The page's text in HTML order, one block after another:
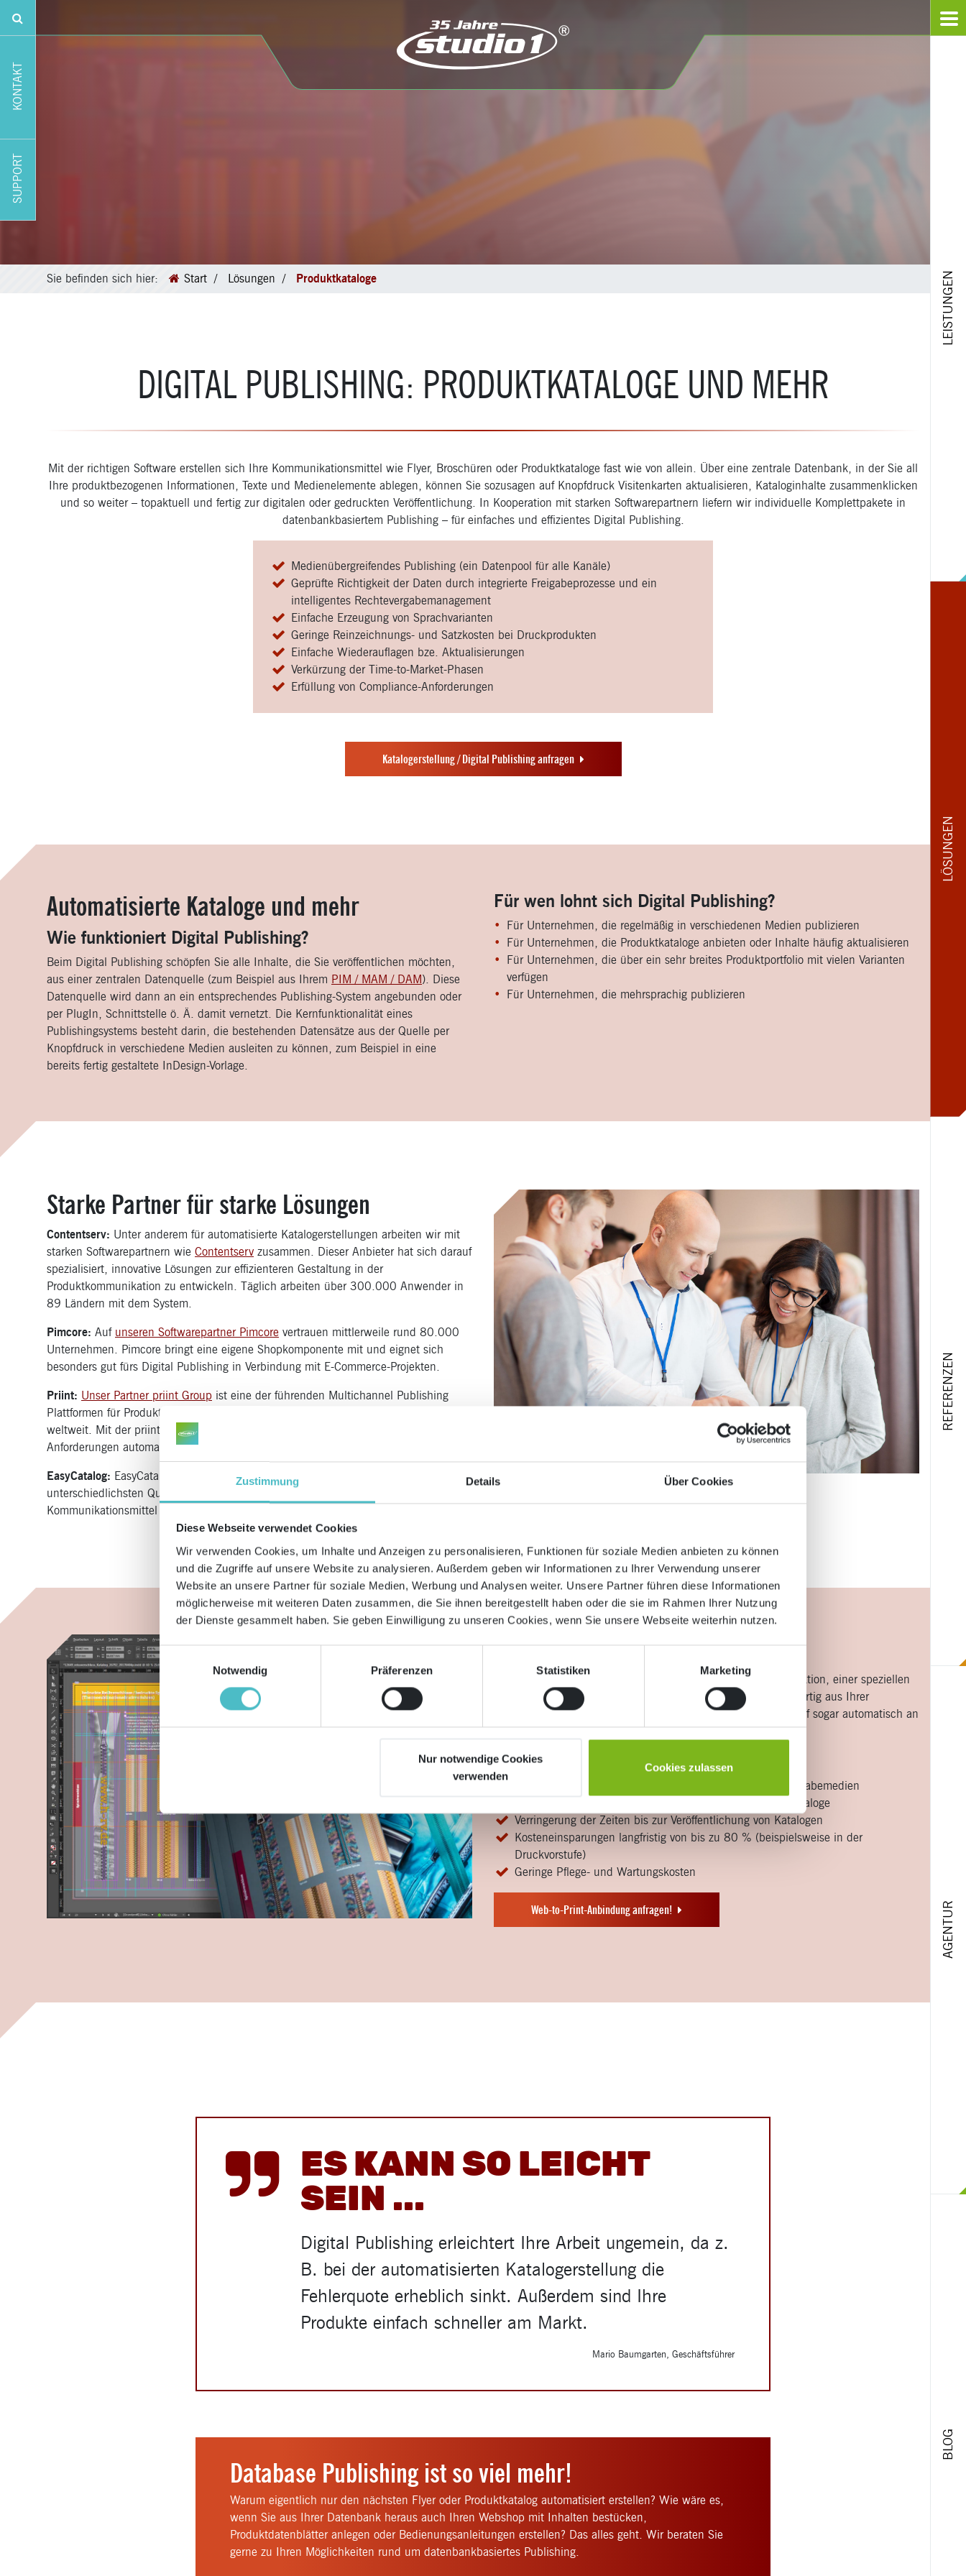
Zustimmung Details Über Cookies
Diese Webseite verwendet Cookies
Wir verwenden Cookies, um Inhalte und Anzeigen zu personalisieren, Funktionen für soziale Medien anbieten zu können
und die Zugriffe auf unsere Website zu analysieren. Außerdem geben wir Informationen zu Ihrer Verwendung unserer
Website an unsere Partner für soziale Medien, Werbung und Analysen weiter. Unsere Partner führen diese Informationen
möglicherweise mit weiteren Daten zusammen, die Sie ihnen bereitgestellt haben oder die sie im Rahmen Ihrer Nutzung
der Dienste gesammelt haben. Sie geben Einwilligung zu unseren Cookies, wenn Sie unsere Webseite weiterhin nutzen.
Einwilligungsauswahl
Notwendig
Präferenzen Statistiken Marketing
Nur notwendige Cookies
verwenden
Cookies zulassen
LEISTUNGEN
LÖSUNGEN
REFERENZEN
AGENTUR
BLOG
KONTAKT
SUPPORT
Sie befinden sich hier: Start Lösungen Produktkataloge
DIGITAL PUBLISHING: PRODUKTKATALOGE UND MEHR
Mit der richtigen Software erstellen sich Ihre Kommunikationsmittel wie Flyer, Broschüren oder Produktkataloge fast wie von allein. Über eine zentrale Datenbank, in der Sie all
Ihre produktbezogenen Informationen, Texte und Medienelemente ablegen, können Sie sozusagen auf Knopfdruck Visitenkarten aktualisieren, Kataloginhalte zusammenklicken
und so weiter – topaktuell und fertig zur digitalen oder gedruckten Veröffentlichung. In Kooperation mit starken Softwarepartnern liefern wir individuelle Komplettpakete in
datenbankbasiertem Publishing – für einfaches und effizientes Digital Publishing.
Medienübergreifendes Publishing (ein Datenpool für alle Kanäle)
Geprüfte Richtigkeit der Daten durch integrierte Freigabeprozesse und ein
intelligentes Rechtevergabemanagement
Einfache Erzeugung von Sprachvarianten
Geringe Reinzeichnungs- und Satzkosten bei Druckprodukten
Einfache Wiederauflagen bze. Aktualisierungen
Verkürzung der Time-to-Market-Phasen
Erfüllung von Compliance-Anforderungen
Katalogerstellung / Digital Publishing anfragen
Automatisierte Kataloge und mehr
Wie funktioniert Digital Publishing?
Beim Digital Publishing schöpfen Sie alle Inhalte, die Sie veröffentlichen möchten,
aus einer zentralen Datenquelle (zum Beispiel aus Ihrem PIM / MAM / DAM). Diese
Datenquelle wird dann an ein entsprechendes Publishing-System angebunden oder
per PlugIn, Schnittstelle ö. Ä. damit vernetzt. Die Kernfunktionalität eines
Publishingsystems besteht darin, die bestehenden Datensätze aus der Quelle per
Knopfdruck in verschiedene Medien ausleiten zu können, zum Beispiel in eine
bereits fertig gestaltete InDesign-Vorlage.
Für wen lohnt sich Digital Publishing?
Für Unternehmen, die regelmäßig in verschiedenen Medien publizieren
Für Unternehmen, die Produktkataloge anbieten oder Inhalte häufig aktualisieren
Für Unternehmen, die über ein sehr breites Produktportfolio mit vielen Varianten
verfügen
Für Unternehmen, die mehrsprachig publizieren
Starke Partner für starke Lösungen
Contentserv: Unter anderem für automatisierte Katalogerstellungen arbeiten wir mit
starken Softwarepartnern wie Contentserv zusammen. Dieser Anbieter hat sich darauf
spezialisiert, innovative Lösungen zur effizienteren Gestaltung in der
Produktkommunikation zu entwickeln. Täglich arbeiten über 300.000 Anwender in
89 Ländern mit dem System.
Pimcore: Auf unseren Softwarepartner Pimcore vertrauen mittlerweile rund 80.000
Unternehmen. Pimcore bringt eine eigene Shopkomponente mit und eignet sich
besonders gut fürs Digital Publishing in Verbindung mit E-Commerce-Projekten.
Priint: Unser Partner priint Group ist eine der führenden Multichannel Publishing
Plattformen für Produktkommunikation und unterstützt mehr als 50 Content-Systeme
weltweit. Mit der priint:suite lassen sich auch anspruchsvolle Web-to-Print-
Anforderungen automatisiert lösen.
EasyCatalog: EasyCatalog ist eine Digital-Publishing-Lösung, die Daten aus den
unterschiedlichsten Quellen mit dem Grafikprogramm InDesign verknüpft, sodass
Kommunikationsmittel schneller und effizienter produziert werden können.
Alles easy, auch im Druck
Sie publizieren viele Drucksachen? Mit einer Web-to-Print-Funktion, einer speziellen
Art des Digital Publishings, können Sie ganze Kataloge druckfertig aus Ihrer
Datenquelle (z. B. Shop oder Website) ausleiten und bei Bedarf sogar automatisch an
die Druckerei übermitteln.
Vorteile des Web-to-Print-Konzepts
Zentrale Datenhaltung der Informationen für mehrere Ausgabemedien
Optimierung der Erstellungs- und Ausgabeprozesse für Kataloge
Verringerung der Zeiten bis zur Veröffentlichung von Katalogen
Kosteneinsparungen langfristig von bis zu 80 % (beispielsweise in der
Druckvorstufe)
Geringe Pflege- und Wartungskosten
Web-to-Print-Anbindung anfragen!
ES KANN SO LEICHT
SEIN ...
Digital Publishing erleichtert Ihre Arbeit ungemein, da z.
B. bei der automatisierten Katalogerstellung die
Fehlerquote erheblich sinkt. Außerdem sind Ihre
Produkte einfach schneller am Markt.
Mario Baumgarten, Geschäftsführer
Database Publishing ist so viel mehr!
Warum eigentlich nur den nächsten Flyer oder Produktkatalog automatisiert erstellen? Wie wäre es,
wenn Sie aus Ihrer Datenbank heraus auch Ihren Webshop mit Inhalten bestücken,
Produktdatenblätter anlegen oder Bedienungsanleitungen erstellen? Das alles geht. Wir beraten Sie
gerne zu Ihren Möglichkeiten rund um datenbankbasiertes Publishing.